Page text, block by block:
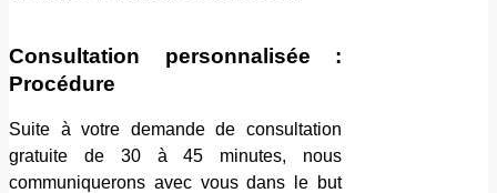
Consultation personnalisée :
Procédure
Suite à votre demande de consultation
gratuite de 30 à 45 minutes, nous
communiquerons avec vous dans le but